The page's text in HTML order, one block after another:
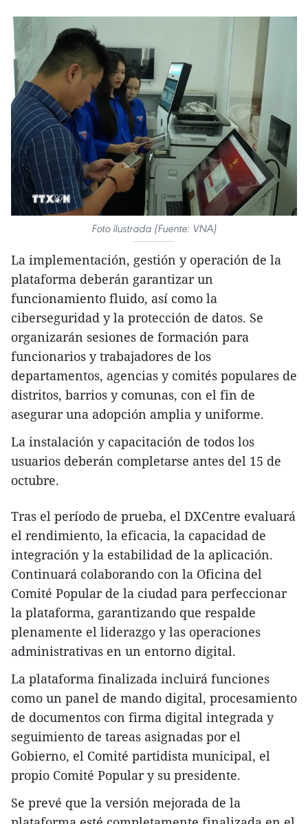
Foto ilustrada (Fuente: VNA)
La implementación, gestión y operación de la
plataforma deberán garantizar un
funcionamiento fluido, así como la
ciberseguridad y la protección de datos. Se
organizarán sesiones de formación para
funcionarios y trabajadores de los
departamentos, agencias y comités populares de
distritos, barrios y comunas, con el fin de
asegurar una adopción amplia y uniforme.
La instalación y capacitación de todos los
usuarios deberán completarse antes del 15 de
octubre.
Tras el período de prueba, el DXCentre evaluará
el rendimiento, la eficacia, la capacidad de
integración y la estabilidad de la aplicación.
Continuará colaborando con la Oficina del
Comité Popular de la ciudad para perfeccionar
la plataforma, garantizando que respalde
plenamente el liderazgo y las operaciones
administrativas en un entorno digital.
La plataforma finalizada incluirá funciones
como un panel de mando digital, procesamiento
de documentos con firma digital integrada y
seguimiento de tareas asignadas por el
Gobierno, el Comité partidista municipal, el
propio Comité Popular y su presidente.
Se prevé que la versión mejorada de la